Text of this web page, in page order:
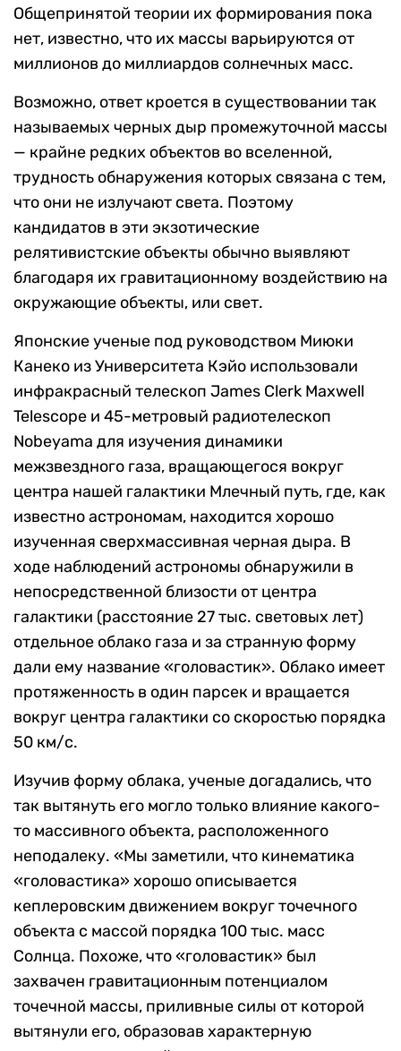
Общепринятой теории их формирования пока
нет, известно, что их массы варьируются от
миллионов до миллиардов солнечных масс.
Возможно, ответ кроется в существовании так
называемых черных дыр промежуточной массы
— крайне редких объектов во вселенной,
трудность обнаружения которых связана с тем,
что они не излучают света. Поэтому
кандидатов в эти экзотические
релятивистские объекты обычно выявляют
благодаря их гравитационному воздействию на
окружающие объекты, или свет.
Японские ученые под руководством Миюки
Канеко из Университета Кэйо использовали
инфракрасный телескоп James Clerk Maxwell
Telescope и 45-метровый радиотелескоп
Nobeyama для изучения динамики
межзвездного газа, вращающегося вокруг
центра нашей галактики Млечный путь, где, как
известно астрономам, находится хорошо
изученная сверхмассивная черная дыра. В
ходе наблюдений астрономы обнаружили в
непосредственной близости от центра
галактики (расстояние 27 тыс. световых лет)
отдельное облако газа и за странную форму
дали ему название «головастик». Облако имеет
протяженность в один парсек и вращается
вокруг центра галактики со скоростью порядка
50 км/с.
Изучив форму облака, ученые догадались, что
так вытянуть его могло только влияние какого-
то массивного объекта, расположенного
неподалеку. «Мы заметили, что кинематика
«головастика» хорошо описывается
кеплеровским движением вокруг точечного
объекта с массой порядка 100 тыс. масс
Солнца. Похоже, что «головастик» был
захвачен гравитационным потенциалом
точечной массы, приливные силы от которой
вытянули его, образовав характерную